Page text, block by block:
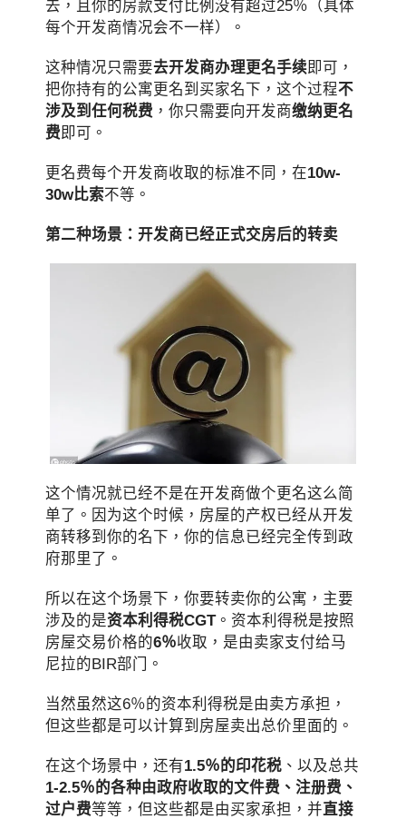
去，且你的房款支付比例没有超过25％（具体
每个开发商情况会不一样）。
这种情况只需要去开发商办理更名手续即可，
把你持有的公寓更名到买家名下，这个过程不
涉及到任何税费 ，你只需要向开发商缴纳更名
费 即可。
更名费每个开发商收取的标准不同，在10w-
30w比索不等。
第二种场景：开发商已经正式交房后的转卖
这个情况就已经不是在开发商做个更名这么简
单了。因为这个时候，房屋的产权已经从开发
商转移到你的名下，你的信息已经完全传到政
府那里了。
所以在这个场景下，你要转卖你的公寓，主要
涉及的是资本利得税CGT。资本利得税是按照
房屋交易价格的6％收取，是由卖家支付给马
尼拉的BIR部门。
当然虽然这6％的资本利得税是由卖方承担，
但这些都是可以计算到房屋卖出总价里面的。
在这个场景中，还有1.5％的印花税 、以及总共
1-2.5％的各种由政府收取的文件费、注册费、
过户费等等，但这些都是由买家承担，并 直接